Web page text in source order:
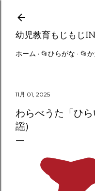
スキップして
幼児教育もじもじ
ホーム 📂ひらがな 📂
11月 01, 2025
わらべうた「ひ
謡)